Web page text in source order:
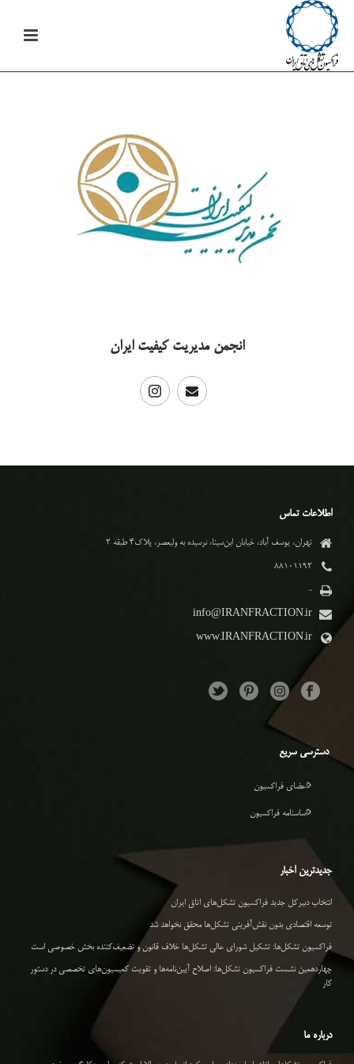
انجمن مدیریت کیفیت ایران
اطلاعات تماس
تهران، یوسف آباد، خیابان ابن‌سینا، نرسیده به ولیعصر، پلاک۴ طبقه ۲
۸۸۱۰۱۱۹۲
-
info@IRANFRACTION.ir
www.IRANFRACTION.ir
دسترسی سریع
اعضای فراکسیون
اساسنامه فراکسیون
جدیدترین اخبار
انتخاب دبیرکل جدید فراکسیون تشکل‌های اتاق ایران
توسعه اقتصادی بدون نقش‌آفرینی تشکل‌ها محقق نخواهد شد
فراکسیون تشکل‌ها: تشکیل شورای عالی تشکل‌ها خلاف قانون و تضعیف‌کننده بخش خصوصی است
چهاردهمین نشست فراکسیون تشکل‌ها: اصلاح آیین‌نامه‌ها و تقویت کمیسیون‌های تخصصی در دستور
کار
درباره ما